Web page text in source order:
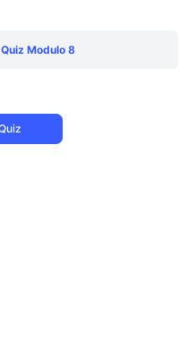
Quiz Modulo 8